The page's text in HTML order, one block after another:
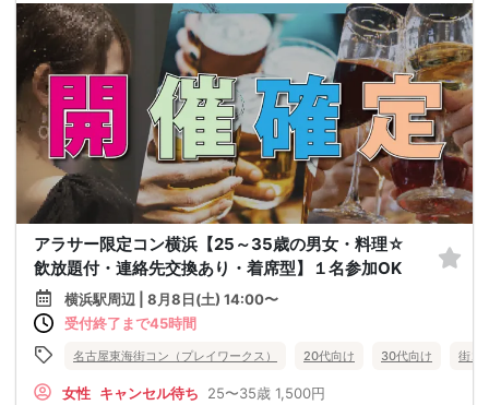
アラサー限定コン横浜【25～35歳の男女・料理☆
飲放題付・連絡先交換あり・着席型】１名参加OK
横浜駅周辺 | 8月8日(土) 14:00〜
受付終了まで45時間
名古屋東海街コン（プレイワークス） 20代向け 30代向け 街コ
女性 キャンセル待ち 25〜35歳 1,500円